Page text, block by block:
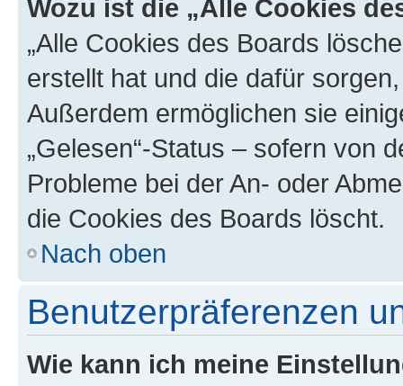
Wozu ist die „Alle Cookies
„Alle Cookies des Boards
erstellt hat und die dafür
Außerdem ermöglichen sie
„Gelesen“-Status – sofern von
Probleme bei der An- oder
die Cookies des Boards löscht.
Nach oben
Benutzerpräferenzen
Wie kann ich meine